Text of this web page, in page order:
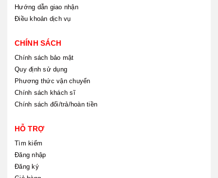
Hướng dẫn giao nhận
Điều khoản dịch vụ
CHÍNH SÁCH
Chính sách bảo mật
Quy định sử dụng
Phương thức vận chuyển
Chính sách khách sĩ
Chính sách đổi/trả/hoàn tiền
HỖ TRỢ
Tìm kiếm
Đăng nhập
Đăng ký